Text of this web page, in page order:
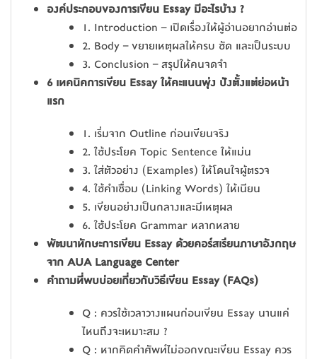
องค์ประกอบของการเขียน Essay มีอะไรบ้าง ?
1. Introduction – เปิดเรื่องให้ผู้อ่านอยากอ่านต่อ
2. Body – ขยายเหตุผลให้ครบ ชัด และเป็นระบบ
3. Conclusion – สรุปให้คนจดจำ
6 เทคนิคการเขียน Essay ให้คะแนนพุ่ง ปังตั้งแต่ย่อหน้า
แรก
1. เริ่มจาก Outline ก่อนเขียนจริง
2. ใช้ประโยค Topic Sentence ให้แม่น
3. ใส่ตัวอย่าง (Examples) ให้โดนใจผู้ตรวจ
4. ใช้คำเชื่อม (Linking Words) ให้เนียน
5. เขียนอย่างเป็นกลางและมีเหตุผล
6. ใช้ประโยค Grammar หลากหลาย
พัฒนาทักษะการเขียน Essay ด้วยคอร์สเรียนภาษาอังกฤษ
จาก AUA Language Center
คำถามที่พบบ่อยเกี่ยวกับวิธีเขียน Essay (FAQs)
Q : ควรใช้เวลาวางแผนก่อนเขียน Essay นานแค่
ไหนถึงจะเหมาะสม ?
Q : หากคิดคำศัพท์ไม่ออกขณะเขียน Essay ควร